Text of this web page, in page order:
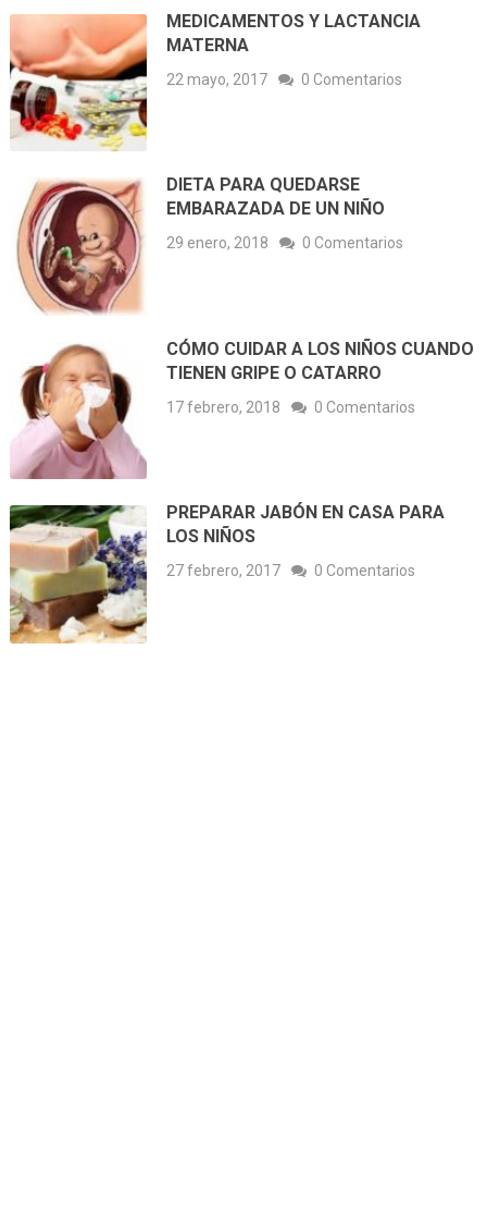
MEDICAMENTOS Y LACTANCIA
MATERNA
22 mayo, 2017 0 Comentarios
DIETA PARA QUEDARSE
EMBARAZADA DE UN NIÑO
29 enero, 2018 0 Comentarios
CÓMO CUIDAR A LOS NIÑOS CUANDO
TIENEN GRIPE O CATARRO
17 febrero, 2018 0 Comentarios
PREPARAR JABÓN EN CASA PARA
LOS NIÑOS
27 febrero, 2017 0 Comentarios